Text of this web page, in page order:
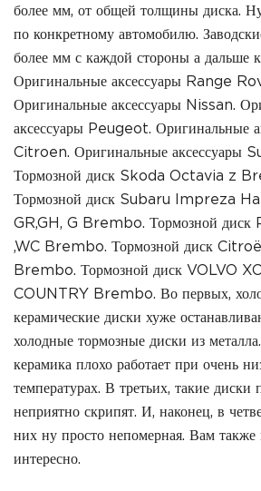
более мм, от общей толщины диска.
по конкретному автомобилю.
более мм с каждой стороны а дальше
Оригинальные аксессуары Range
Оригинальные аксессуары Nissan.
аксессуары Peugeot. Оригинальные
Citroen. Оригинальные аксессуары
Тормозной диск Skoda Octavia z
Тормозной диск Subaru Impreza
GR,GH, G Brembo. Тормозной
,WC Brembo. Тормозной диск
Brembo. Тормозной диск VOLVO
COUNTRY Brembo. Во первых,
керамические диски хуже
холодные тормозные диски из
керамика плохо работает при очень
температурах. В третьих, такие диски
неприятно скрипят. И, наконец, в
них ну просто непомерная. Вам
интересно.